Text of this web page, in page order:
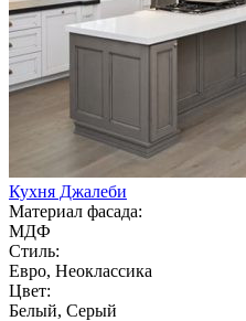
Кухня Джалеби
Материал фасада:
МДФ
Стиль:
Евро, Неоклассика
Цвет:
Белый, Серый